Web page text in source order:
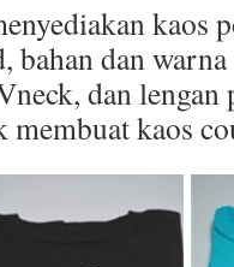
kaos
bahan dan
dan
kaos